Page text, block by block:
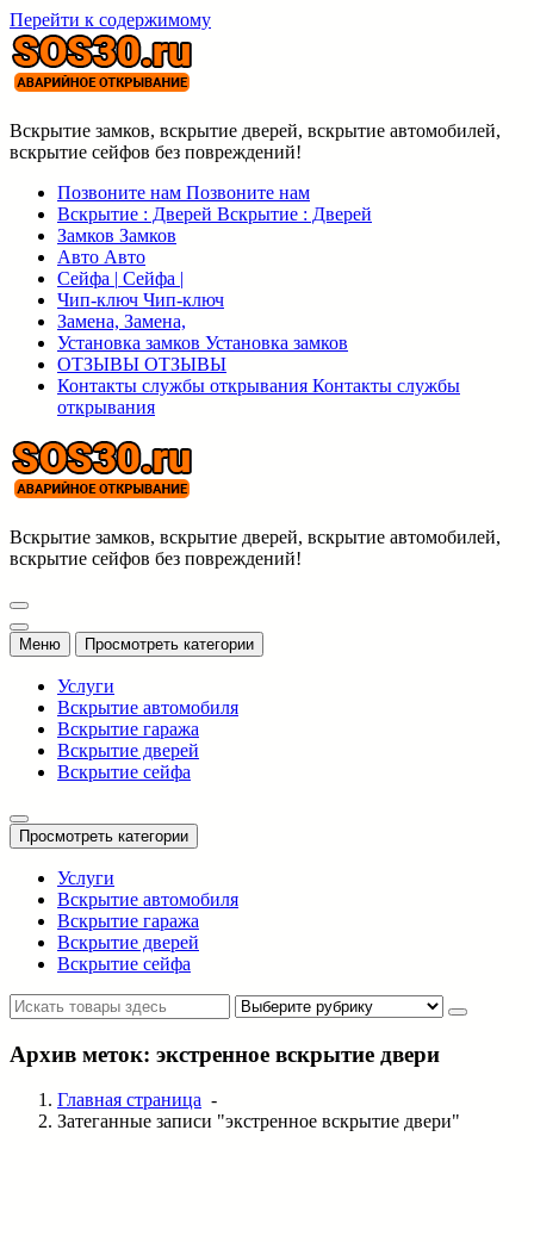
Перейти к содержимому
Вскрытие замков, вскрытие дверей, вскрытие автомобилей,
вскрытие сейфов без повреждений!
Позвоните нам Позвоните нам
Вскрытие : Дверей Вскрытие : Дверей
Замков Замков
Авто Авто
Сейфа | Сейфа |
Чип-ключ Чип-ключ
Замена, Замена,
Установка замков Установка замков
ОТЗЫВЫ ОТЗЫВЫ
Контакты службы открывания Контакты службы
открывания
Вскрытие замков, вскрытие дверей, вскрытие автомобилей,
вскрытие сейфов без повреждений!
Меню Просмотреть категории
Услуги
Вскрытие автомобиля
Вскрытие гаража
Вскрытие дверей
Вскрытие сейфа
Просмотреть категории
Услуги
Вскрытие автомобиля
Вскрытие гаража
Вскрытие дверей
Вскрытие сейфа
Архив меток: экстренное вскрытие двери
Главная страница -
Затеганные записи "экстренное вскрытие двери"